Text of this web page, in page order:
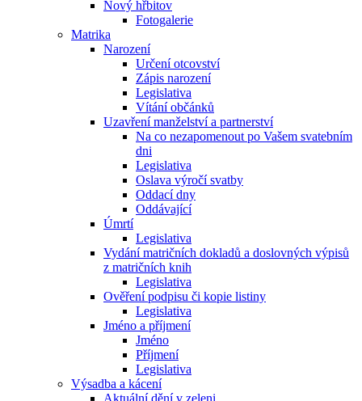
Nový hřbitov
Fotogalerie
Matrika
Narození
Určení otcovství
Zápis narození
Legislativa
Vítání občánků
Uzavření manželství a partnerství
Na co nezapomenout po Vašem svatebním
dni
Legislativa
Oslava výročí svatby
Oddací dny
Oddávající
Úmrtí
Legislativa
Vydání matričních dokladů a doslovných výpisů
z matričních knih
Legislativa
Ověření podpisu či kopie listiny
Legislativa
Jméno a příjmení
Jméno
Příjmení
Legislativa
Výsadba a kácení
Aktuální dění v zeleni